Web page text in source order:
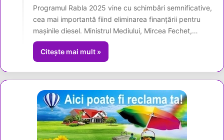
Programul Rabla 2025 vine cu schimbări semnificative,
cea mai importantă fiind eliminarea finanțării pentru
mașinile diesel. Ministrul Mediului, Mircea Fechet,…
Citește mai mult »